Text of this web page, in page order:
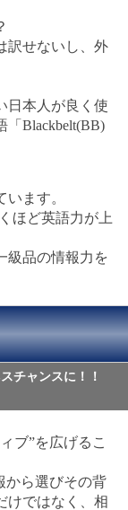
訳せないし、外
日本人が良く使
「Blackbelt(BB)
ます。
ほど英語力が上
級品の情報力を
チャンスに！！
ブ”を広げるこ
から選びその背
けではなく、相